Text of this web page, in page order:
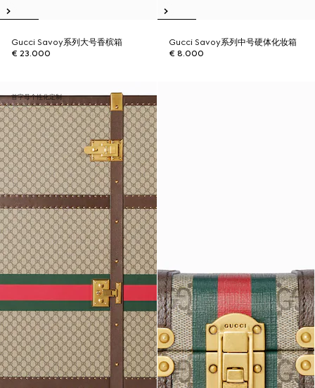
Gucci Savoy系列大号香槟箱
€ 23.000
Gucci Savoy系列中号硬体化妆箱
€ 8.000
首字母个性化定制